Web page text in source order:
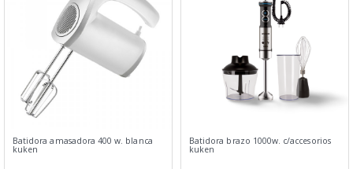
Batidora amasadora 400 w. blanca
kuken
Batidora brazo 1000w. c/accesorios
kuken